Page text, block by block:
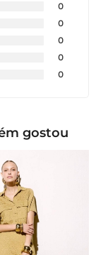
0
0
0
0
0
gostou